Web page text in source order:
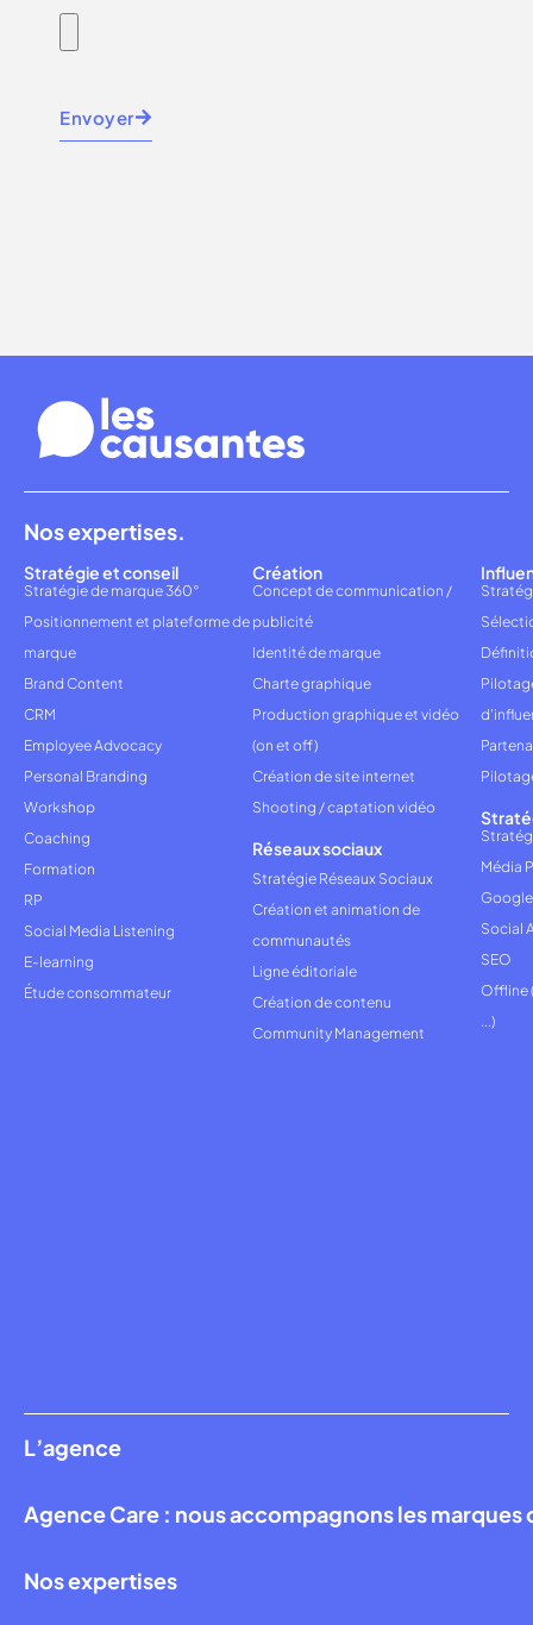
Envoyer
L’agence
Agence Care : nous accompagnons les
Nos expertises
Nos expertises.
Stratégie et conseil
Stratégie de marque 360°
Positionnement et plateforme de
marque
Brand Content
CRM
Employee Advocacy
Personal Branding
Workshop
Coaching
Formation
RP
Social Media Listening
E-learning
Étude consommateur
Création
Concept de communication /
publicité
Identité de marque
Charte graphique
Production graphique et vidéo
(on et off)
Création de site internet
Shooting / captation vidéo
Réseaux sociaux
Stratégie Réseaux Sociaux
Création et animation de
communautés
Ligne éditoriale
Création de contenu
Community Management
Média
Social
SEO
Offline
...)